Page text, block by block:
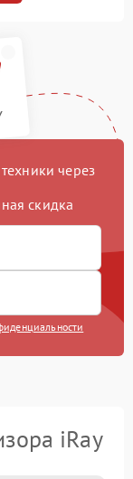
через
скидка
iRay